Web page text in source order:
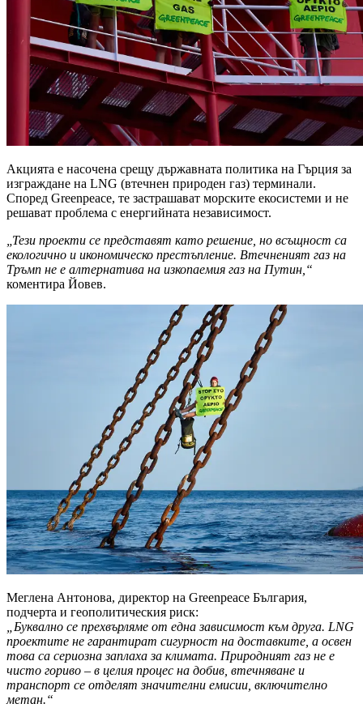
Акцията е насочена срещу държавната политика на Гърция за
изграждане на LNG (втечнен природен газ) терминали.
Според Greenpeace, те застрашават морските екосистеми и не
решават проблема с енергийната независимост.
„Тези проекти се представят като решение, но всъщност са
екологично и икономическо престъпление. Втечненият газ на
Тръмп не е алтернатива на изкопаемия газ на Путин,“
коментира Йовев.
Меглена Антонова, директор на Greenpeace България,
подчерта и геополитическия риск:
„Буквално се прехвърляме от една зависимост към друга. LNG
проектите не гарантират сигурност на доставките, а освен
това са сериозна заплаха за климата. Природният газ не е
чисто гориво – в целия процес на добив, втечняване и
транспорт се отделят значителни емисии, включително
метан.“